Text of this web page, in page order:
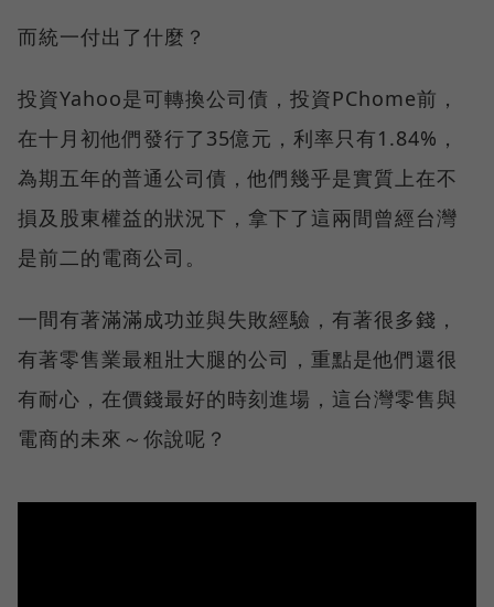
而統一付出了什麼？
投資Yahoo是可轉換公司債，投資PChome前，
在十月初他們發行了35億元，利率只有1.84%，
為期五年的普通公司債，他們幾乎是實質上在不
損及股東權益的狀況下，拿下了這兩間曾經台灣
是前二的電商公司。
一間有著滿滿成功並與失敗經驗，有著很多錢，
有著零售業最粗壯大腿的公司，重點是他們還很
有耐心，在價錢最好的時刻進場，這台灣零售與
電商的未來～你說呢？